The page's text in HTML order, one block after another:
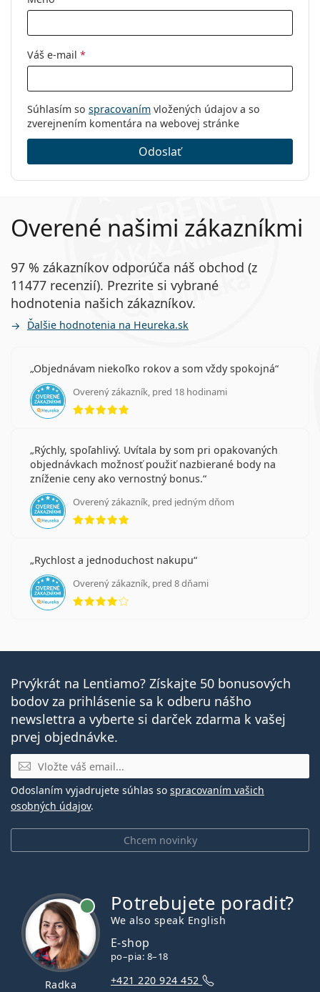
Váš e-mail *
Súhlasím so spracovaním vložených údajov a so
zverejnením komentára na webovej stránke
Odoslať
Overené našimi zákazníkmi
97 % zákazníkov odporúča náš obchod (z
11477 recenzií). Prezrite si vybrané
hodnotenia našich zákazníkov.
Ďalšie hodnotenia na Heureka.sk
Objednávam niekoľko rokov a som vždy spokojná
Overený zákazník, pred 18 hodinami
hodnotenie 5 z 5
Rýchly, spoľahlivý. Uvítala by som pri opakovaných
objednávkach možnosť použiť nazbierané body na
zníženie ceny ako vernostný bonus.
Overený zákazník, pred jedným dňom
hodnotenie 5 z 5
Rychlost a jednoduchost nakupu
Overený zákazník, pred 8 dňami
hodnotenie 4 z 5
Prvýkrát na Lentiamo? Získajte 50 bonusových
bodov za prihlásenie sa k odberu nášho
newslettra a vyberte si darček zdarma k vašej
prvej objednávke.
E-mail
Chcem novinky
Odoslaním vyjadrujete súhlas so spracovaním vašich
osobných údajov.
Radka
Potrebujete poradiť?
We also speak English
E-shop
po–pia: 8–18
+421 220 924 452